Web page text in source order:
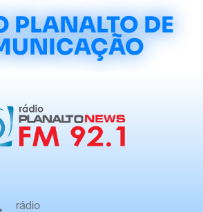
PLANALTO DE